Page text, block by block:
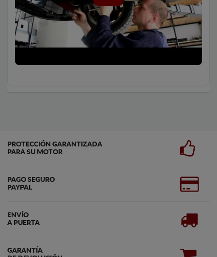
PROTECCIÓN GARANTIZADA
PARA SU MOTOR
PAGO SEGURO
PAYPAL
ENVÍO
A PUERTA
GARANTÍA